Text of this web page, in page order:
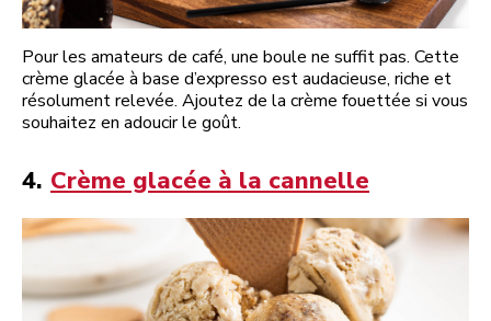
Pour les amateurs de café, une boule ne suffit pas. Cette
crème glacée à base d’expresso est audacieuse, riche et
résolument relevée. Ajoutez de la crème fouettée si vous
souhaitez en adoucir le goût.
4. Crème glacée à la cannelle